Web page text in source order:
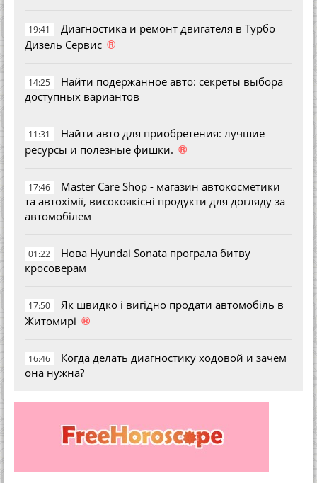
19:41
Диагностика и ремонт двигателя в Турбо
Дизель Сервис ®
14:25
Найти подержанное авто: секреты выбора
доступных вариантов
11:31
Найти авто для приобретения: лучшие
ресурсы и полезные фишки. ®
17:46
Master Care Shop - магазин автокосметики
та автохімії, високоякісні продукти для догляду за
автомобілем
01:22
Нова Hyundai Sonata програла битву
кросоверам
17:50
Як швидко і вигідно продати автомобіль в
Житомирі ®
16:46
Когда делать диагностику ходовой и зачем
она нужна?